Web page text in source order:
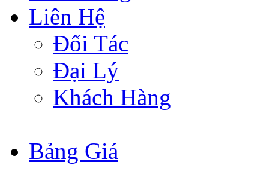
Liên Hệ
Đối Tác
Đại Lý
Khách Hàng
Bảng Giá